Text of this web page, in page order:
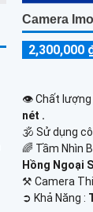
Camera
2,300,000
👁 Chất lượng
nét .
🕉️ Sử dụng
🌈 Tầm Nhìn
Hồng Ngoại
⚒ Camera
️➲ Khả Năng :